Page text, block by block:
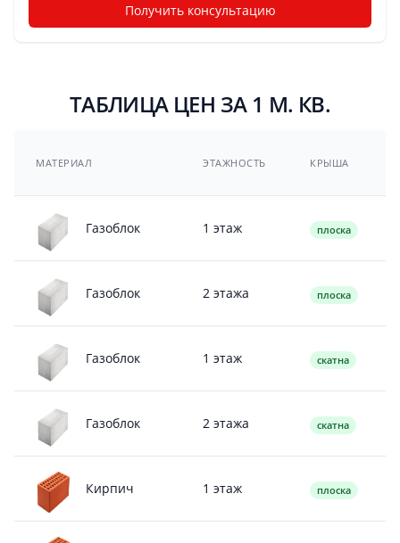
Получить консультацию
ТАБЛИЦА ЦЕН ЗА 1 М. КВ.
МАТЕРИАЛ ЭТАЖНОСТЬ КРЫША
Газоблок 1 этаж плоска
Газоблок 2 этажа плоска
Газоблок 1 этаж скатна
Газоблок 2 этажа скатна
Кирпич 1 этаж плоска